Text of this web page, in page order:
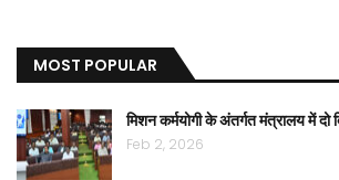
MOST POPULAR
मिशन कर्मयोगी के अंतर्गत मंत्रालय में दो
Feb 2, 2026